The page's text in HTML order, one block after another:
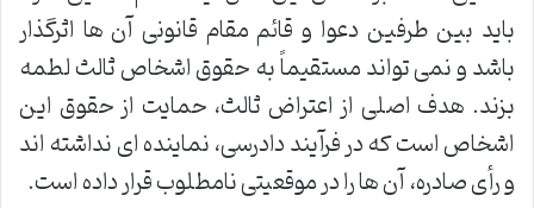
باید بین طرفین دعوا و قائم مقام قانونی آن ها اثرگذار
باشد و نمی تواند مستقیماً به حقوق اشخاص ثالث لطمه
بزند. هدف اصلی از اعتراض ثالث، حمایت از حقوق این
اشخاص است که در فرآیند دادرسی، نماینده ای نداشته اند
و رأی صادره، آن ها را در موقعیتی نامطلوب قرار داده است.